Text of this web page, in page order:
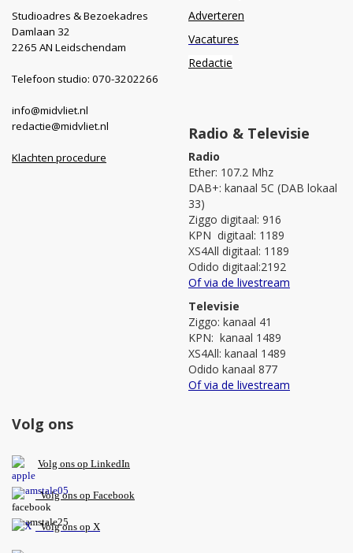
Studioadres & Bezoekadres
Damlaan 32
2265 AN Leidschendam
Telefoon studio: 070-3202266
info@midvliet.nl
redactie@midvliet.nl
Klachten procedure
Adverteren
Vacatures
Redactie
Radio & Televisie
Radio
Ether: 107.2 Mhz
DAB+: kanaal 5C (DAB lokaal
33)
Ziggo digitaal: 916
KPN digitaal: 1189
XS4All digitaal: 1189
Odido digitaal:2192
Of via de livestream
Televisie
Ziggo: kanaal 41
KPN: kanaal 1489
XS4All: kanaal 1489
Odido kanaal 877
Of via de livestream
Volg ons
Volg ons op LinkedIn
Volg ons op Facebook
Volg ons op X